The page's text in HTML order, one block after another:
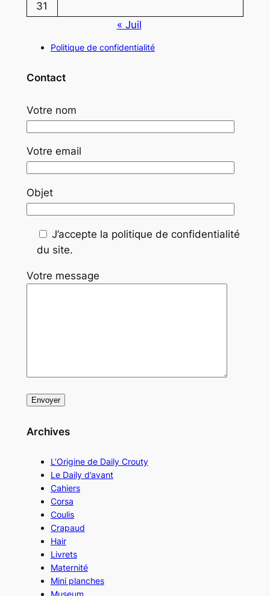
31
« Juil
Politique de confidentialité
Contact
Votre nom
Votre email
Objet
J’accepte la politique de confidentialité
du site.
Votre message
Archives
L’Origine de Daily Crouty
Le Daily d’avant
Cahiers
Corsa
Coulis
Crapaud
Hair
Livrets
Maternité
Mini planches
Museum